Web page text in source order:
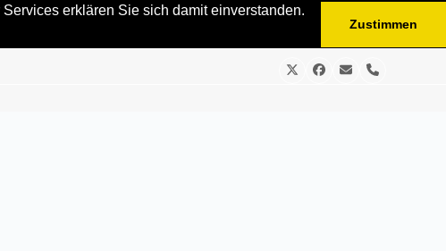
erklären Sie sich damit einverstanden.
Zustimmen
TwitterFacebook
E- Telefon